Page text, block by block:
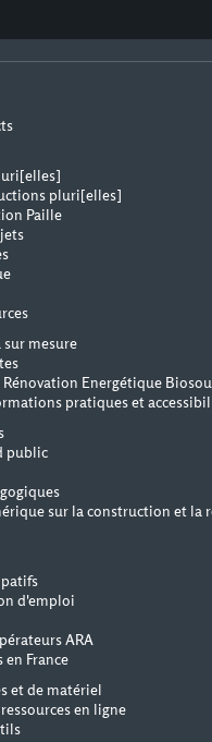
pluri[elles]
Paille
mesure
Energétique
pratiques et
public
sur la construction et la
d'emploi
ARA
France
et de matériel
en ligne